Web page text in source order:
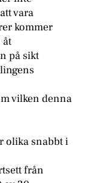
vara
kommer
åt
på sikt
vilken denna
olika snabbt i
från